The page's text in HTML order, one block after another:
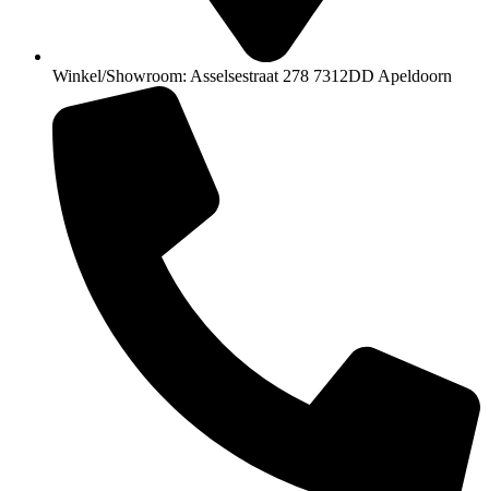
Winkel/Showroom: Asselsestraat 278 7312DD Apeldoorn